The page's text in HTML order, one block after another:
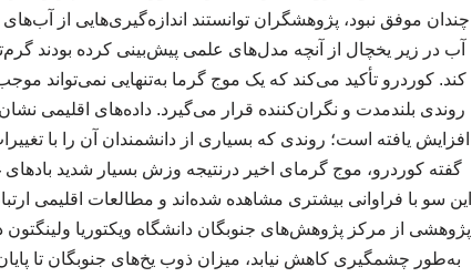
چندان موفق نبود، پژوهشگران توانستند اندازه‌گیری‌هایی از
آب در زیر یخچال از آنچه مدل‌های علمی پیش‌بینی کرده بودند
کند. کوردرو تأکید می‌کند که یک موج گرما به‌تنهایی نمی‌تواند
روندی بلندمدت و نگران‌کننده قرار می‌گیرد. داده‌های اقلیمی
افزایش یافته است؛ روندی که بسیاری از دانشمندان آن را با
این سو با فراوانی بیشتری مشاهده شده‌اند و مطالعات اقلیمی
پژوهشی از مرکز پژوهش‌های جنوبگان دانشگاه ویکتوریا ولینگتون